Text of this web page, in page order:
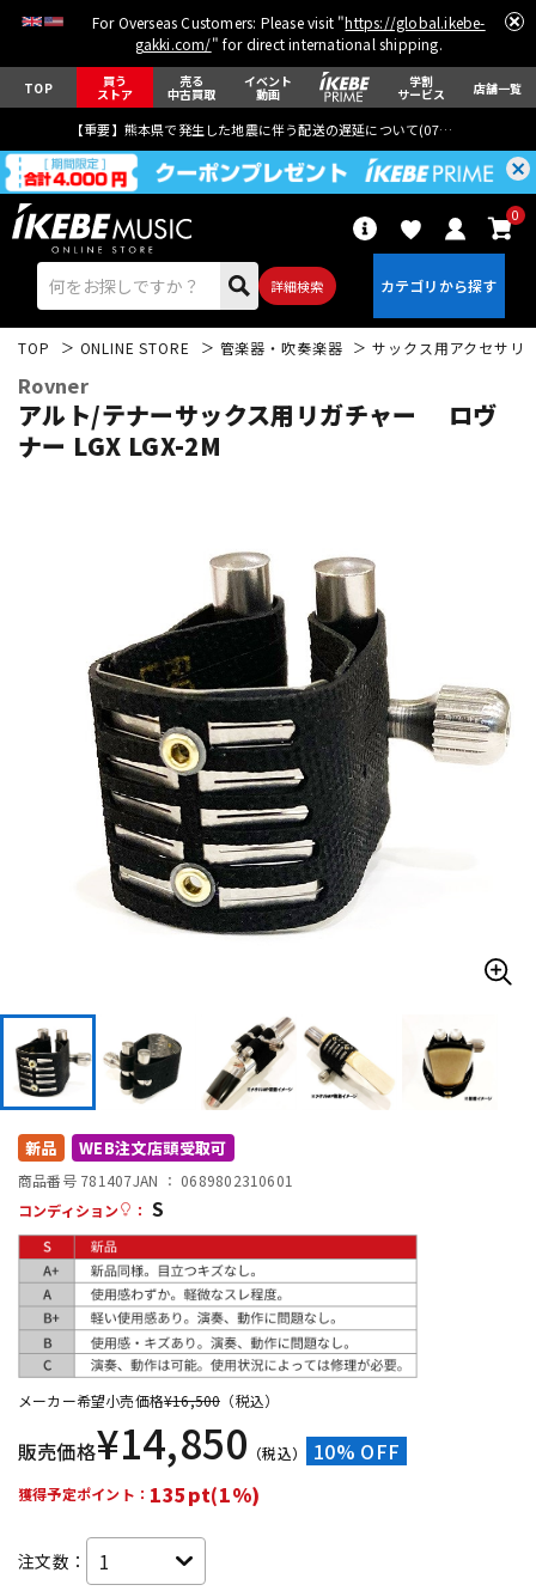
For Overseas Customers: Please visit "https://global.ikebe-
gakki.com/" for direct international shipping.
TOP 買う
ストア
売る
中古買取
イベント
動画
学割
サービス 店舗一覧
【重要】熊本県で発生した地震に伴う配送の遅延について(07月29日
詳細検索
0
ウクレレ
ドラム パーカッション
キーボード 電子ピアノ
管楽器 その他楽器
アンプ
DTM オンライン納品 レコーディング機器
配信/ライブ機器
中古 ヴィンテージ
TOP ONLINE STORE 管楽器・吹奏楽器 サックス用アクセサリ
Rovner
アルト/テナーサックス用リガチャー ロヴ
ナー LGX LGX-2M
新品 WEB注文店頭受取可
商品番号 781407JAN ： 0689802310601
コンディション
： S
メーカー希望小売価格¥16,500 （税込）
販売価格¥14,850 （税込） 10% OFF
獲得予定ポイント： 135pt(1%)
注文数：